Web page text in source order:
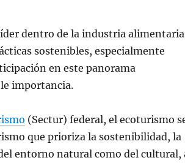
dentro de la industria alimentaria
sostenibles, especialmente
en este panorama
importancia.
(Sectur) federal, el ecoturismo
que prioriza la sostenibilidad, la
entorno natural como del cultural,